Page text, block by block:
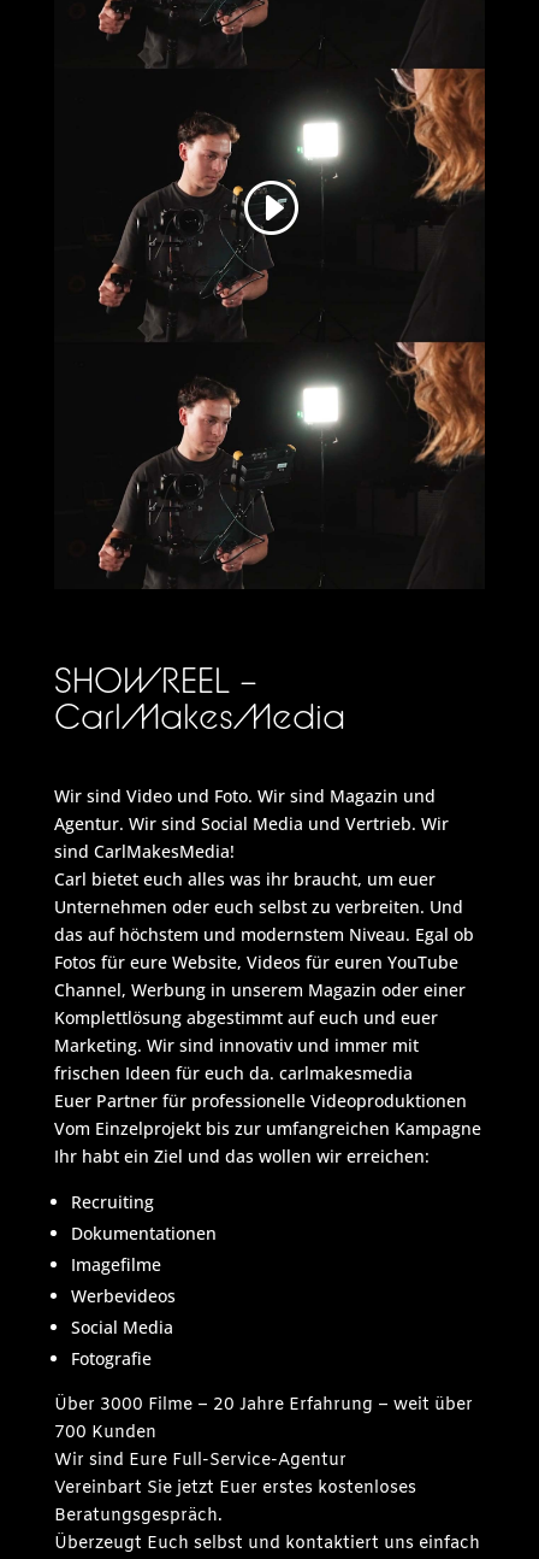
SHOWREEL –
CarlMakesMedia
Wir sind Video und Foto. Wir sind Magazin und
Agentur. Wir sind Social Media und Vertrieb. Wir
sind CarlMakesMedia!
Carl bietet euch alles was ihr braucht, um euer
Unternehmen oder euch selbst zu verbreiten. Und
das auf höchstem und modernstem Niveau. Egal ob
Fotos für eure Website, Videos für euren YouTube
Channel, Werbung in unserem Magazin oder einer
Komplettlösung abgestimmt auf euch und euer
Marketing. Wir sind innovativ und immer mit
frischen Ideen für euch da. carlmakesmedia
Euer Partner für professionelle Videoproduktionen
Vom Einzelprojekt bis zur umfangreichen Kampagne
Ihr habt ein Ziel und das wollen wir erreichen:
Recruiting
Dokumentationen
Imagefilme
Werbevideos
Social Media
Fotografie
Über 3000 Filme – 20 Jahre Erfahrung – weit über
700 Kunden
Wir sind Eure Full-Service-Agentur
Vereinbart Sie jetzt Euer erstes kostenloses
Beratungsgespräch.
Überzeugt Euch selbst und kontaktiert uns einfach